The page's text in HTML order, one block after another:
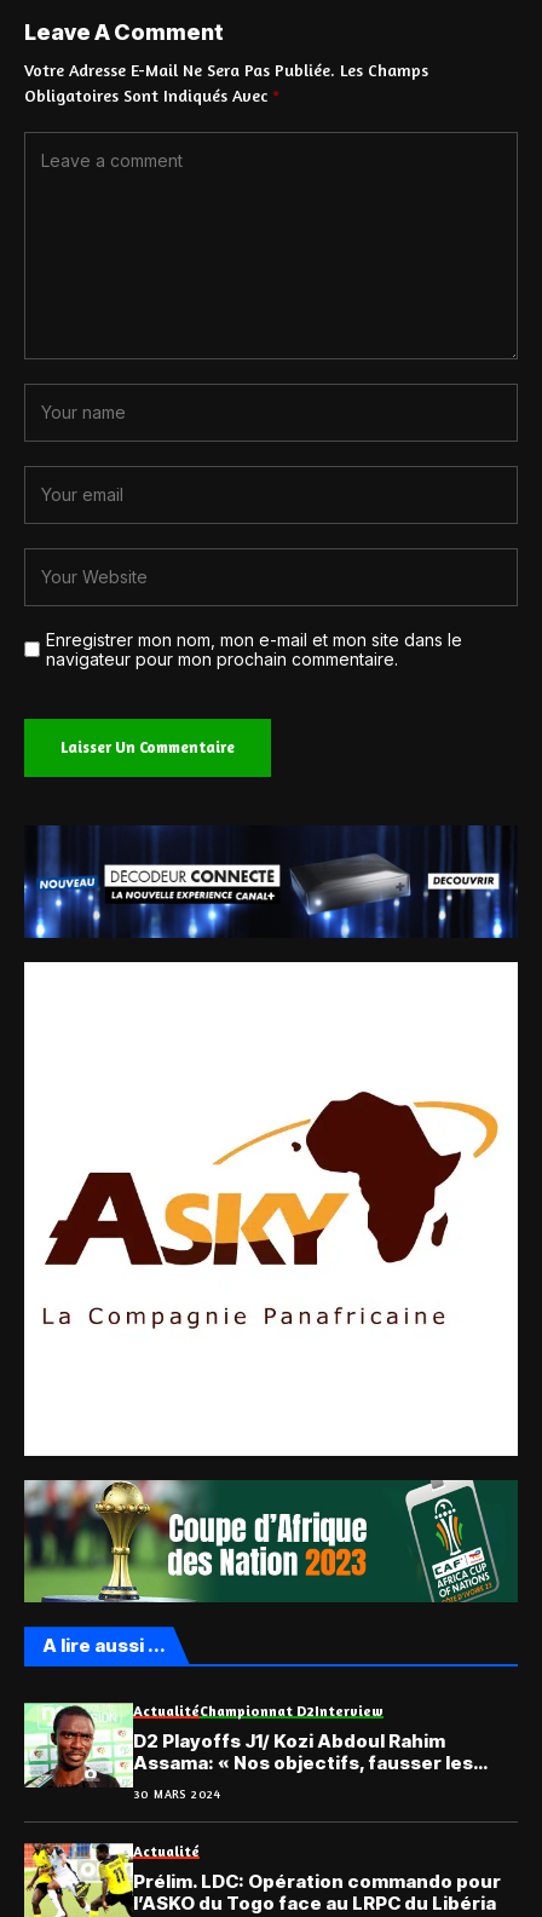
Leave A Comment
Votre Adresse E-Mail Ne Sera Pas Publiée. Les Champs
Obligatoires Sont Indiqués Avec *
Enregistrer mon nom, mon e-mail et mon site dans le
navigateur pour mon prochain commentaire.
A lire aussi ...
ActualitéChampionnat D2Interview
D2 Playoffs J1/ Kozi Abdoul Rahim
Assama: « Nos objectifs, fausser les
pronostics… »
30 MARS 2024
Actualité
Prélim. LDC: Opération commando pour
l’ASKO du Togo face au LRPC du Libéria